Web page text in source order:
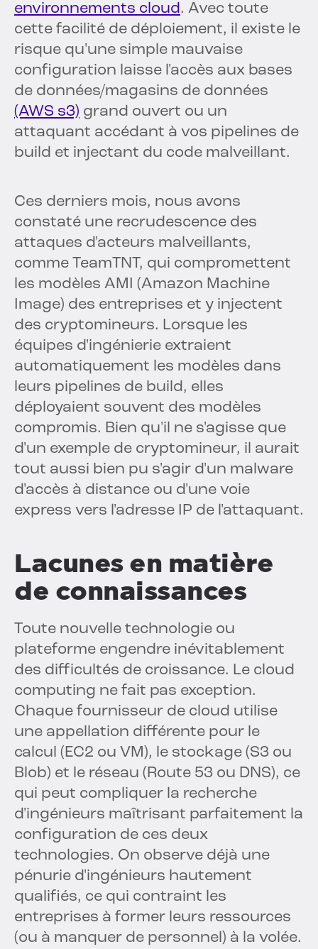
environnements cloud. Avec toute
cette facilité de déploiement, il existe le
risque qu'une simple mauvaise
configuration laisse l'accès aux bases
de données/magasins de données
(AWS s3) grand ouvert ou un
attaquant accédant à vos pipelines de
build et injectant du code malveillant.
Ces derniers mois, nous avons
constaté une recrudescence des
attaques d'acteurs malveillants,
comme TeamTNT, qui compromettent
les modèles AMI (Amazon Machine
Image) des entreprises et y injectent
des cryptomineurs. Lorsque les
équipes d'ingénierie extraient
automatiquement les modèles dans
leurs pipelines de build, elles
déployaient souvent des modèles
compromis. Bien qu'il ne s'agisse que
d'un exemple de cryptomineur, il aurait
tout aussi bien pu s'agir d'un malware
d'accès à distance ou d'une voie
express vers l'adresse IP de l'attaquant.
Lacunes en matière
de connaissances
Toute nouvelle technologie ou
plateforme engendre inévitablement
des difficultés de croissance. Le cloud
computing ne fait pas exception.
Chaque fournisseur de cloud utilise
une appellation différente pour le
calcul (EC2 ou VM), le stockage (S3 ou
Blob) et le réseau (Route 53 ou DNS), ce
qui peut compliquer la recherche
d'ingénieurs maîtrisant parfaitement la
configuration de ces deux
technologies. On observe déjà une
pénurie d'ingénieurs hautement
qualifiés, ce qui contraint les
entreprises à former leurs ressources
(ou à manquer de personnel) à la volée.